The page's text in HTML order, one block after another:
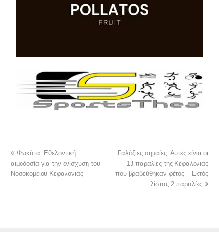
Φωκάτα: Εθελοντική
αιμοδοσία για την ενίσχυση του
Νοσοκομείου Κεφαλονιάς
Γαλάζιες σημαίες: Αυτές είναι οι
13 παραλίες της Κεφαλονιάς
που βραβεύθηκαν φέτος – Εκτός
λίστας 2 παραλίες